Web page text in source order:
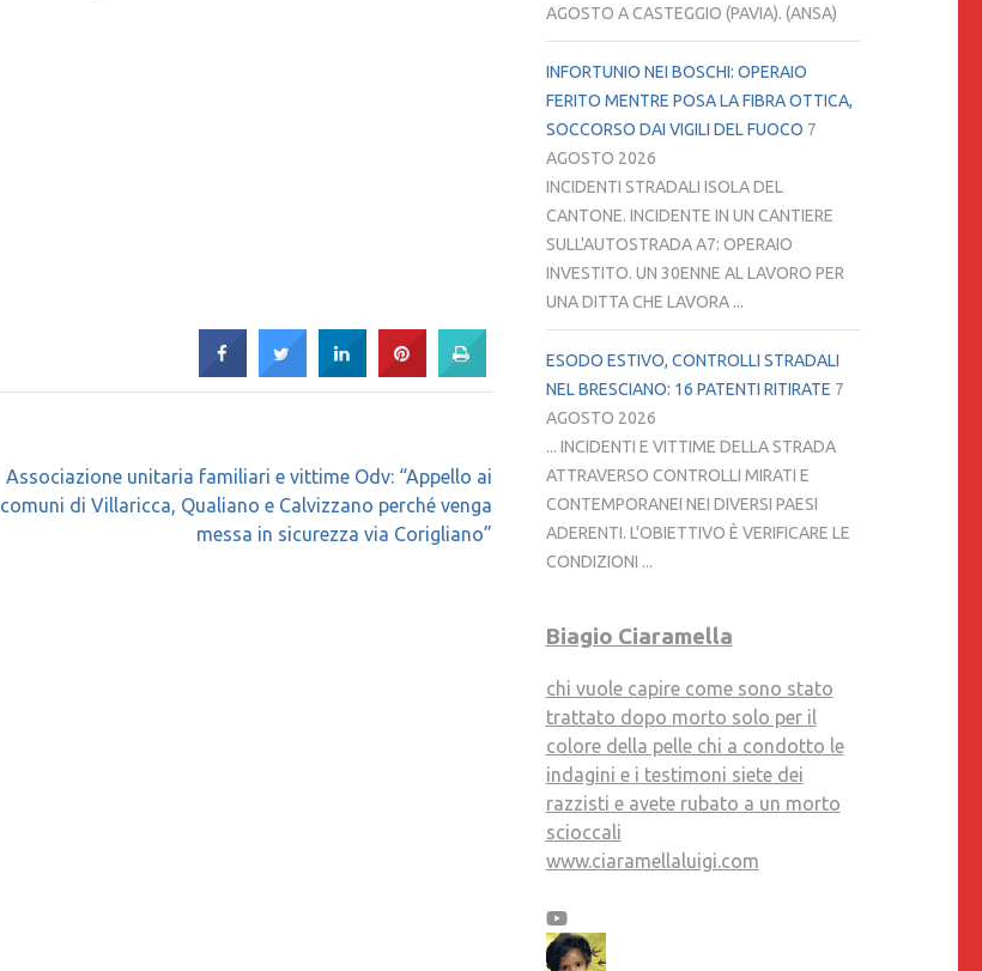
Associazione unitaria familiari e vittime Odv: “Appello ai
comuni di Villaricca, Qualiano e Calvizzano perché venga
messa in sicurezza via Corigliano”
AGOSTO A CASTEGGIO (PAVIA). (ANSA)
INFORTUNIO NEI BOSCHI: OPERAIO
FERITO MENTRE POSA LA FIBRA OTTICA,
SOCCORSO DAI VIGILI DEL FUOCO 7
AGOSTO 2026
INCIDENTI STRADALI ISOLA DEL
CANTONE. INCIDENTE IN UN CANTIERE
SULL'AUTOSTRADA A7: OPERAIO
INVESTITO. UN 30ENNE AL LAVORO PER
UNA DITTA CHE LAVORA ...
ESODO ESTIVO, CONTROLLI STRADALI
NEL BRESCIANO: 16 PATENTI RITIRATE 7
AGOSTO 2026
... INCIDENTI E VITTIME DELLA STRADA
ATTRAVERSO CONTROLLI MIRATI E
CONTEMPORANEI NEI DIVERSI PAESI
ADERENTI. L'OBIETTIVO È VERIFICARE LE
CONDIZIONI ...
Biagio Ciaramella
chi vuole capire come sono stato
trattato dopo morto solo per il
colore della pelle chi a condotto le
indagini e i testimoni siete dei
razzisti e avete rubato a un morto
scioccali
www.ciaramellaluigi.com